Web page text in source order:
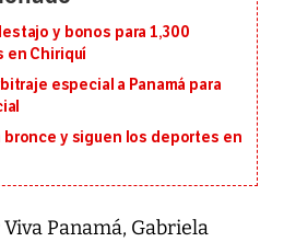
y bonos para 1,300
en Chiriquí
especial a Panamá para
bronce y siguen los deportes en
Panamá, Gabriela